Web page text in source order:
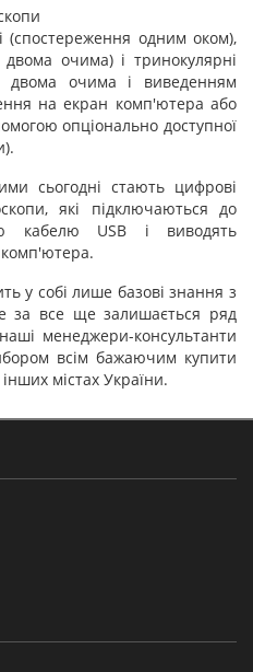
(спостереження одним оком),
двома очима) і тринокулярні
двома очима і виведенням
на екран комп'ютера або
опціонально доступної
сьогодні стають цифрові
які підключаються до
кабелю USB і виводять
у собі лише базові знання з
за все ще залишається ряд
менеджери-консультанти
всім бажаючим купити
містах України.